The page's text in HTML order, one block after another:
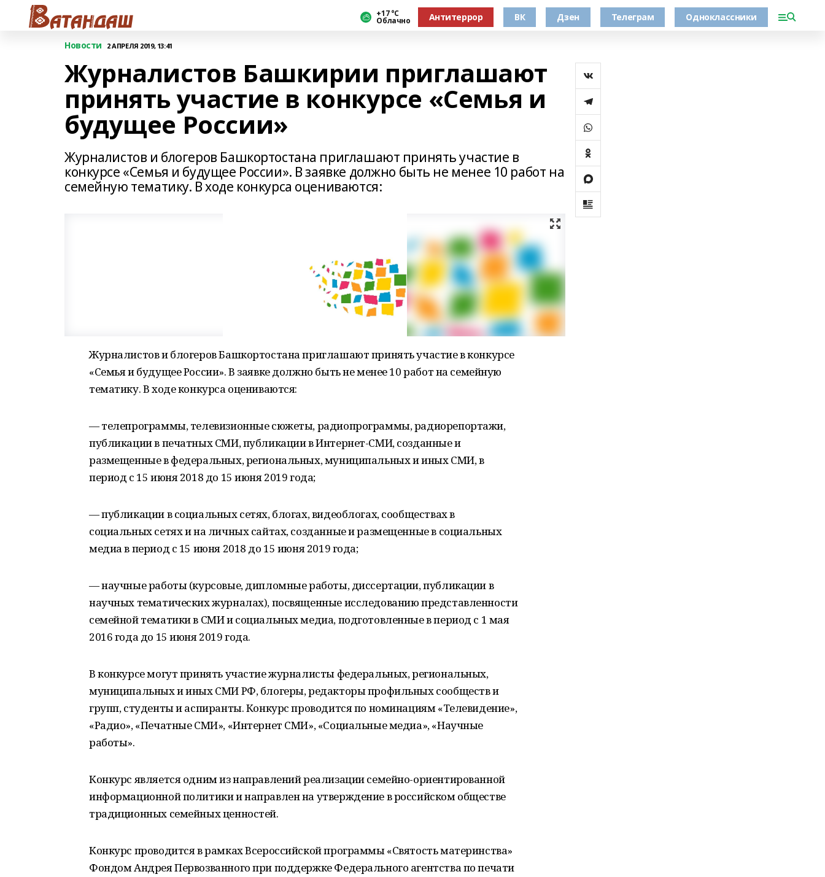
+17 °С
Облачно Антитеррор ВК Дзен Телеграм Одноклассники
Новости 2 АПРЕЛЯ 2019, 13:41
Журналистов Башкирии приглашают
принять участие в конкурсе «Семья и
будущее России»
Журналистов и блогеров Башкортостана приглашают принять участие в
конкурсе «Семья и будущее России». В заявке должно быть не менее 10 работ на
семейную тематику. В ходе конкурса оцениваются:
Журналистов и блогеров Башкортостана приглашают принять участие в конкурсе
«Семья и будущее России». В заявке должно быть не менее 10 работ на семейную
тематику. В ходе конкурса оцениваются:
— телепрограммы, телевизионные сюжеты, радиопрограммы, радиорепортажи,
публикации в печатных СМИ, публикации в Интернет-СМИ, созданные и
размещенные в федеральных, региональных, муниципальных и иных СМИ, в
период с 15 июня 2018 до 15 июня 2019 года;
— публикации в социальных сетях, блогах, видеоблогах, сообществах в
социальных сетях и на личных сайтах, созданные и размещенные в социальных
медиа в период с 15 июня 2018 до 15 июня 2019 года;
— научные работы (курсовые, дипломные работы, диссертации, публикации в
научных тематических журналах), посвященные исследованию представленности
семейной тематики в СМИ и социальных медиа, подготовленные в период с 1 мая
2016 года до 15 июня 2019 года.
В конкурсе могут принять участие журналисты федеральных, региональных,
муниципальных и иных СМИ РФ, блогеры, редакторы профильных сообществ и
групп, студенты и аспиранты. Конкурс проводится по номинациям «Телевидение»,
«Радио», «Печатные СМИ», «Интернет СМИ», «Социальные медиа», «Научные
работы».
Конкурс является одним из направлений реализации семейно-ориентированной
информационной политики и направлен на утверждение в российском обществе
традиционных семейных ценностей.
Конкурс проводится в рамках Всероссийской программы «Святость материнства»
Фондом Андрея Первозванного при поддержке Федерального агентства по печати